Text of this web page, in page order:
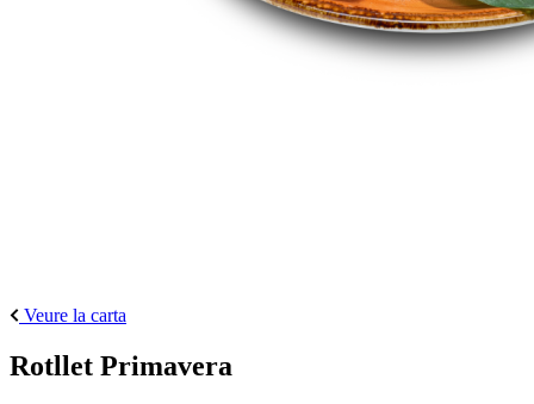
Veure la carta
Rotllet Primavera